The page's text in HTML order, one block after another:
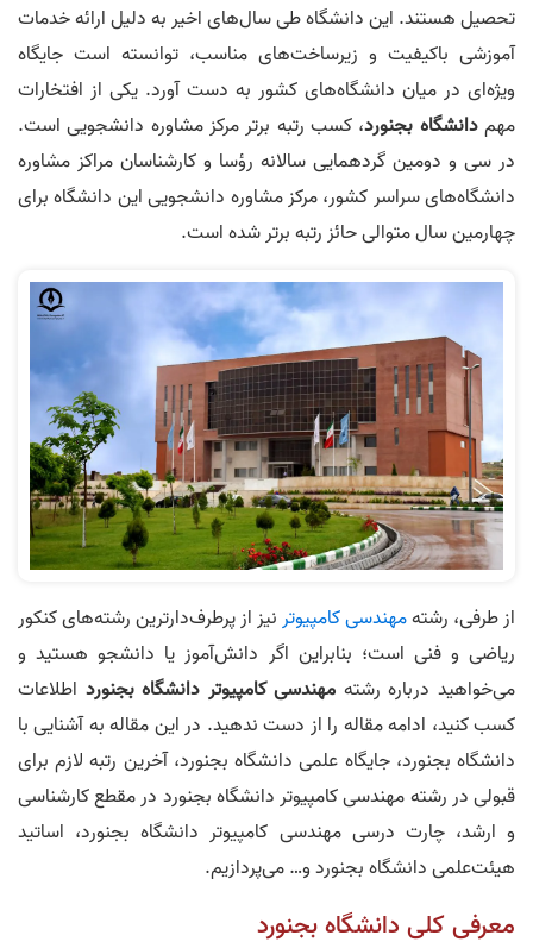
تحصیل هستند. این دانشگاه طی سال‌های اخیر به دلیل ارائه خدمات
آموزشی باکیفیت و زیرساخت‌های مناسب، توانسته است جایگاه
ویژه‌ای در میان دانشگاه‌های کشور به دست آورد. یکی از افتخارات
مهمدانشگاه بجنورد، کسب رتبه برتر مرکز مشاوره دانشجویی است.
در سی و دومین گردهمایی سالانه رؤسا و کارشناسان مراکز مشاوره
دانشگاه‌های سراسر کشور، مرکز مشاوره دانشجویی این دانشگاه برای
چهارمین سال متوالی حائز رتبه برتر شده است.
از طرفی، رشته‌مهندسی کامپیوترنیز از پرطرف‌دارترین رشته‌های کنکور
ریاضی و فنی است؛ بنابراین اگر دانش‌آموز یا دانشجو هستید و
می‌خواهید درباره رشته مهندسی کامپیوتر دانشگاه بجنورد اطلاعات
کسب کنید، ادامه مقاله را از دست ندهید. در این مقاله به آشنایی با
دانشگاه بجنورد، جایگاه علمی دانشگاه بجنورد، آخرین رتبه لازم برای
قبولی در رشته مهندسی کامپیوتر دانشگاه بجنورد در مقطع کارشناسی
و ارشد، چارت درسی مهندسی کامپیوتر دانشگاه بجنورد، اساتید
هیئت‌علمی دانشگاه بجنورد و… می‌پردازیم.
معرفی کلی دانشگاه بجنورد